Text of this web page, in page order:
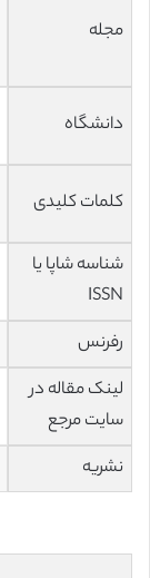
مجله
دانشگاه
کلمات کلیدی
شناسه شاپا یا
ISSN
رفرنس
لینک مقاله در
سایت مرجع
نشریه